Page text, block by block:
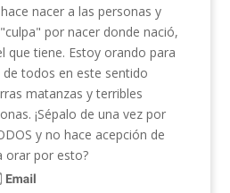
nacer a las personas y
por nacer donde nació,
que tiene. Estoy orando para
todos en este sentido
matanzas y terribles
¡Sépalo de una vez por
y no hace acepción de
orar por esto?